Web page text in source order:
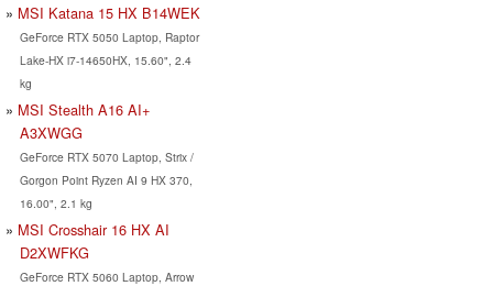
MSI Katana 15 HX B14WEK
GeForce RTX 5050 Laptop, Raptor
Lake-HX i7-14650HX, 15.60", 2.4
kg
MSI Stealth A16 AI+
A3XWGG
GeForce RTX 5070 Laptop, Strix /
Gorgon Point Ryzen AI 9 HX 370,
16.00", 2.1 kg
MSI Crosshair 16 HX AI
D2XWFKG
GeForce RTX 5060 Laptop, Arrow